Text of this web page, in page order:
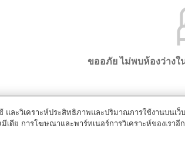
ขออภัย ไม่พบห้องว่างใ
ละวิเคราะห์ประสิทธิภาพและปริมาณการใช้งานบนเว็
เดีย การโฆษณาและพาร์ทเนอร์การวิเคราะห์ของเราอี